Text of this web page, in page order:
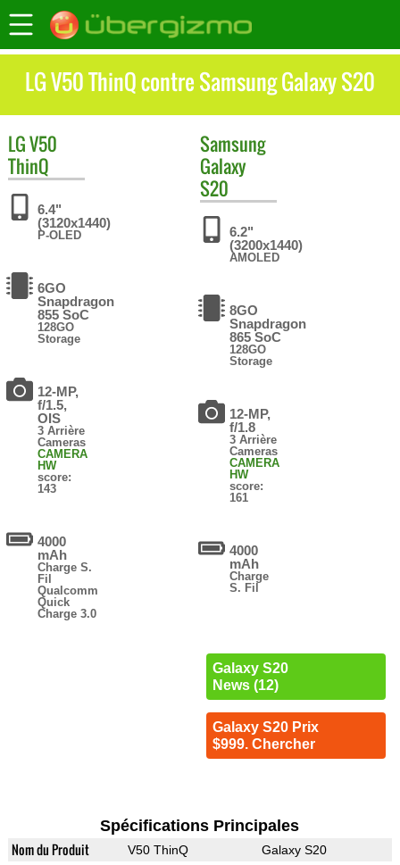
LG V50 ThinQ contre Samsung Galaxy S20
LGV50
ThinQ
6.4"
(3120x1440)
P-OLED
6GO
Snapdragon
855 SoC
128GO
Storage
12-MP,
f/1.5,
OIS
3 Arrière
Cameras
CAMERA
HW
score:
143
4000
mAh
Charge S.
Fil
Qualcomm
Quick
Charge 3.0
Samsung
Galaxy
S20
6.2"
(3200x1440)
AMOLED
8GO
Snapdragon
865 SoC
128GO
Storage
12-MP,
f/1.8
3 Arrière
Cameras
CAMERA
HW
score:
161
4000
mAh
Charge
S. Fil
Galaxy S20
News (12)
Galaxy S20 Prix
$999. Chercher
Spécifications Principales
Nom du Produit V50 ThinQ Galaxy S20